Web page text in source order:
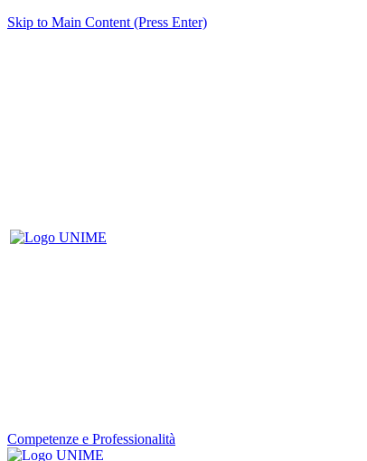
Skip to Main Content (Press Enter)
Competenze e Professionalità